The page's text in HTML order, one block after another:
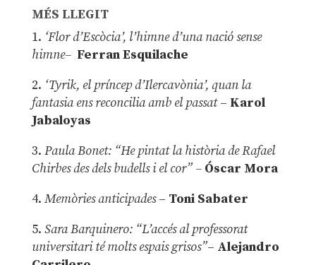
MÉS LLEGIT
1. ‘Flor d’Escòcia’, l’himne d’una nació sense
himne– Ferran Esquilache
2. ‘Tyrik, el príncep d’Ilercavònia’, quan la
fantasia ens reconcilia amb el passat– Karol
Jabaloyas
3. Paula Bonet: “He pintat la història de Rafael
Chirbes des dels budells i el cor” –Óscar Mora
4. Memòries anticipades– Toni Sabater
5. Sara Barquinero: “L’accés al professorat
universitari té molts espais grisos”– Alejandro